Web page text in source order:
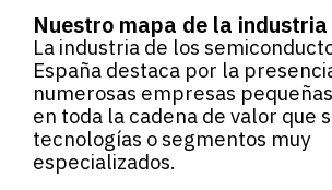
Nuestro mapa de la industria
La industria de los
España destaca por la
numerosas empresas
en toda la cadena de valor que
tecnologías o segmentos muy
especializados.